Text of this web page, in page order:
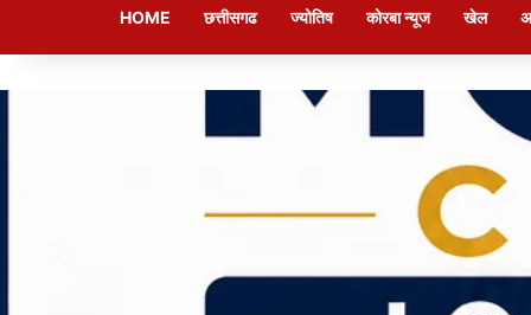
HOME छत्तीसगढ ज्योतिष कोरबा न्यूज खेल